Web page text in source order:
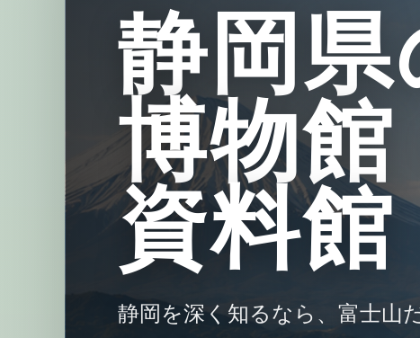
静岡県
博物館
資料館
静岡を深く知るなら、富士山